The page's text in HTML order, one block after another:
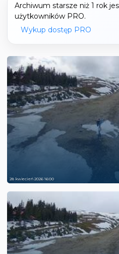
Archiwum starsze niż 1 rok
użytkowników PRO.
Wykup dostęp PRO
28 kwiecień 2026 16:00